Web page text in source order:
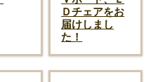
Ｄチェアをお
届けしまし
た！